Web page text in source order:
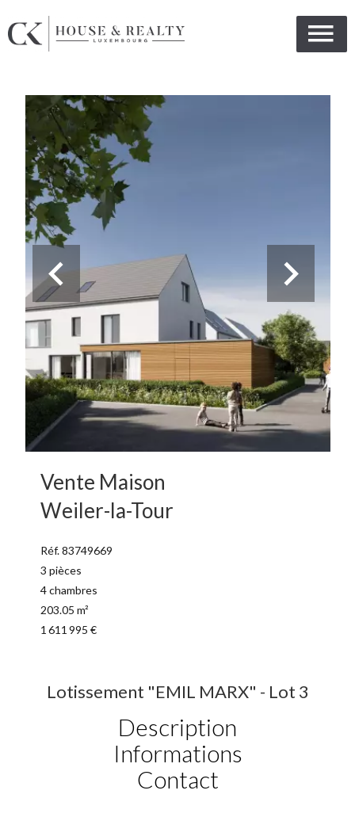
Vente Maison
Weiler-la-Tour
Réf. 83749669
3 pièces
4 chambres
203.05 m²
1 611 995 €
Lotissement "EMIL MARX" - Lot 3
Description
Informations
Contact